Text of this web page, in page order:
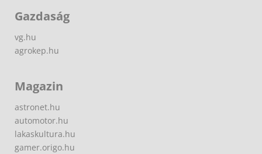
Gazdaság
vg.hu
agrokep.hu
Magazin
astronet.hu
automotor.hu
lakaskultura.hu
gamer.origo.hu